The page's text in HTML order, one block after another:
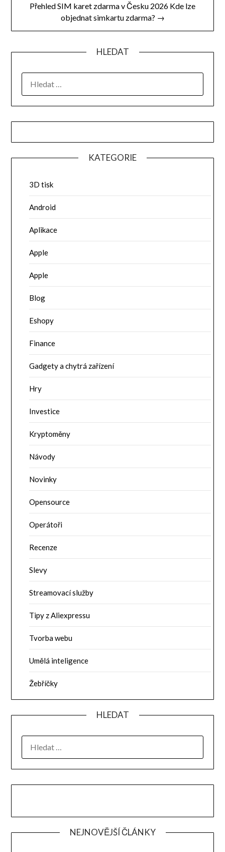
Přehled SIM karet zdarma v Česku 2026 Kde lze
objednat simkartu zdarma? →
HLEDAT
KATEGORIE
3D tisk
Android
Aplikace
Apple
Apple
Blog
Eshopy
Finance
Gadgety a chytrá zařízení
Hry
Investice
Kryptoměny
Návody
Novinky
Opensource
Operátoři
Recenze
Slevy
Streamovací služby
Tipy z Aliexpressu
Tvorba webu
Umělá inteligence
Žebříčky
HLEDAT
NEJNOVĚJŠÍ ČLÁNKY